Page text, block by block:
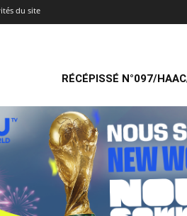
du site
RÉCÉPISSÉ N°097/